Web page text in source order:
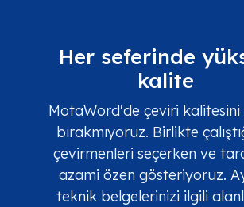
Her seferinde
kalite
MotaWord'de çeviri kalitesini
bırakmıyoruz. Birlikte
çevirmenleri seçerken ve
azami özen gösteriyoruz.
teknik belgelerinizi ilgili